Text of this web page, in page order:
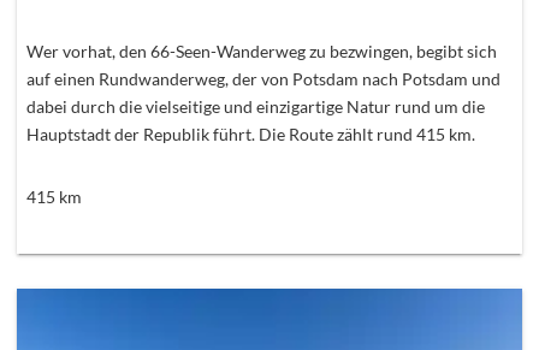
Wer vorhat, den 66-Seen-Wanderweg zu bezwingen, begibt sich
auf einen Rundwanderweg, der von Potsdam nach Potsdam und
dabei durch die vielseitige und einzigartige Natur rund um die
Hauptstadt der Republik führt. Die Route zählt rund 415 km.
415 km